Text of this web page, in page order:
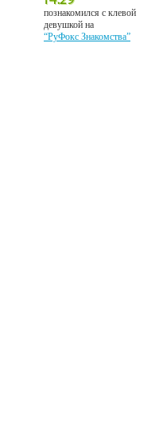
познакомился с клевой
девушкой на
“РуФокс Знакомства”